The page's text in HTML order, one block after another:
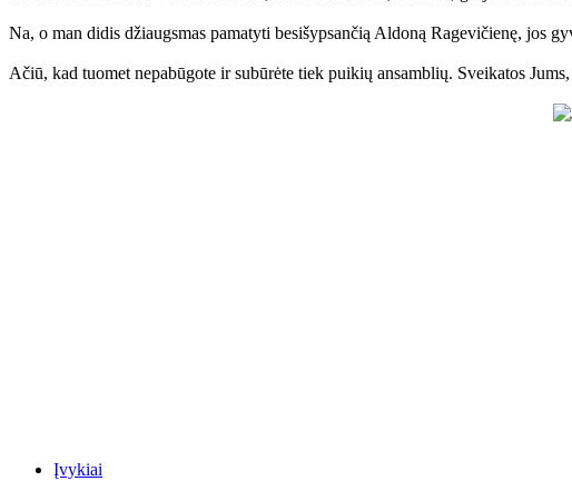
Na, o man didis džiaugsmas pamatyti besišypsančią Aldoną Ragevičienę, jos
Ačiū, kad tuomet nepabūgote ir subūrėte tiek puikių ansamblių. Sveikatos
Įvykiai